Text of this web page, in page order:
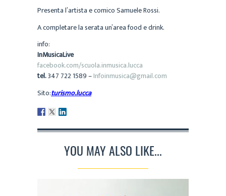
Presenta l’artista e comico Samuele Rossi.
A completare la serata un’area food e drink.
info:
InMusicaLive
facebook.com/scuola.inmusica.lucca
tel.347 722 1589 –Infoinmusica@gmail.com
Sito:turismo.lucca
YOU MAY ALSO LIKE...